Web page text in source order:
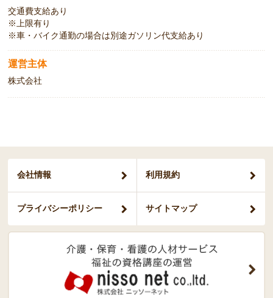
交通費支給あり
※上限有り
※車・バイク通勤の場合は別途ガソリン代支給あり
運営主体
株式会社
会社情報 利用規約
プライバシーポリシー サイトマップ